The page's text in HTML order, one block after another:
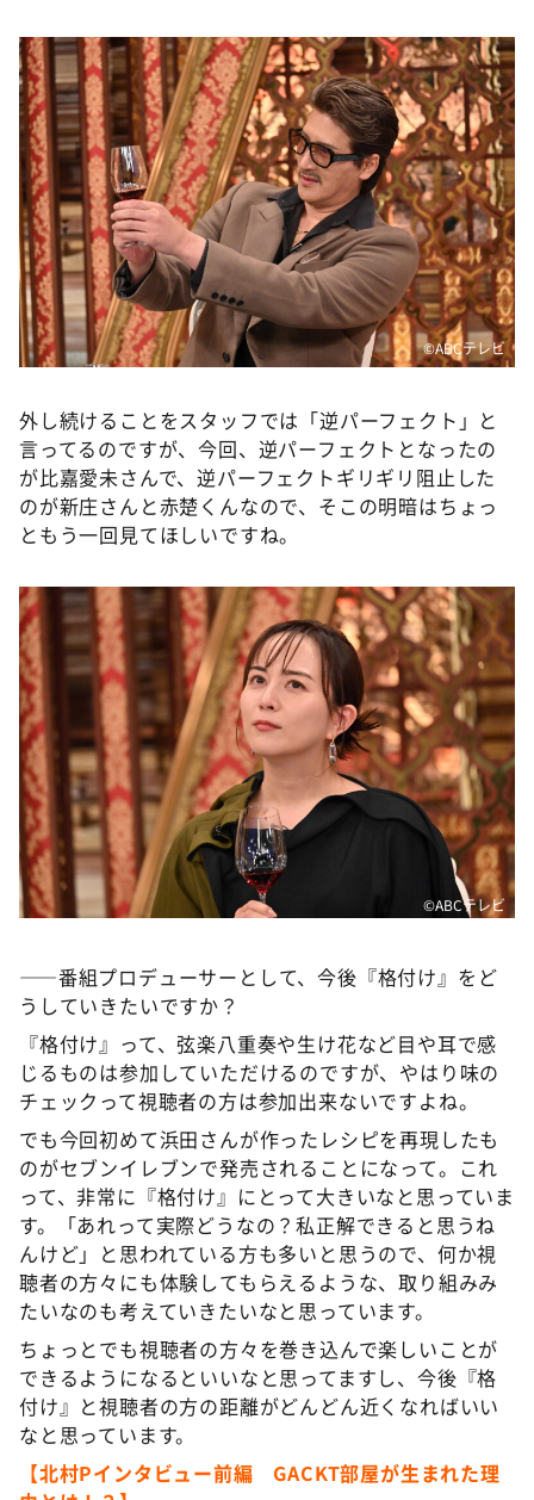
©️ABCテレビ
外し続けることをスタッフでは「逆パーフェクト」と
言ってるのですが、今回、逆パーフェクトとなったの
が比嘉愛未さんで、逆パーフェクトギリギリ阻止した
のが新庄さんと赤楚くんなので、そこの明暗はちょっ
ともう一回見てほしいですね。
©️ABCテレビ
――番組プロデューサーとして、今後『格付け』をど
うしていきたいですか？
『格付け』って、弦楽八重奏や生け花など目や耳で感
じるものは参加していただけるのですが、やはり味の
チェックって視聴者の方は参加出来ないですよね。
でも今回初めて浜田さんが作ったレシピを再現したも
のがセブンイレブンで発売されることになって。これ
って、非常に『格付け』にとって大きいなと思っていま
す。「あれって実際どうなの？私正解できると思うね
んけど」と思われている方も多いと思うので、何か視
聴者の方々にも体験してもらえるような、取り組みみ
たいなのも考えていきたいなと思っています。
ちょっとでも視聴者の方々を巻き込んで楽しいことが
できるようになるといいなと思ってますし、今後『格
付け』と視聴者の方の距離がどんどん近くなればいい
なと思っています。
【北村Pインタビュー前編 GACKT部屋が生まれた理